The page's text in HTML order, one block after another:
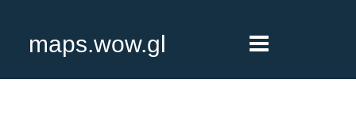
maps.wow.gl